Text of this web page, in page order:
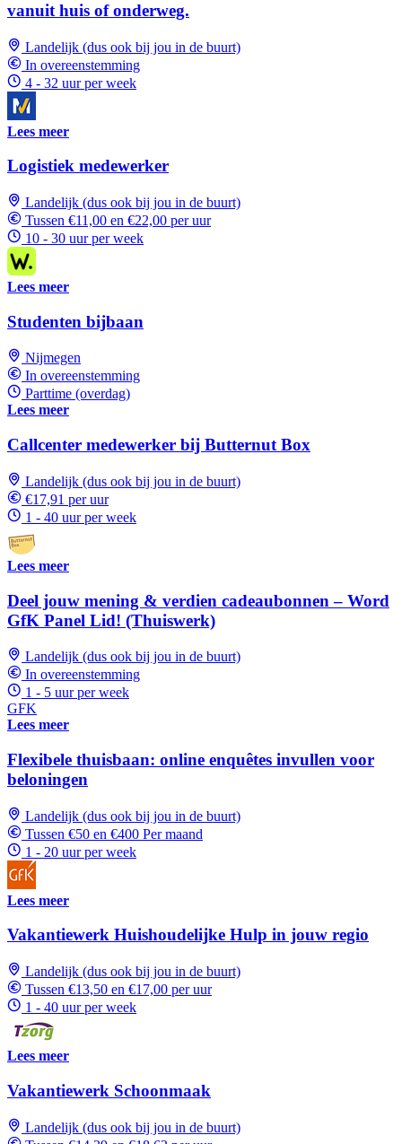
vanuit huis of onderweg.
Landelijk (dus ook bij jou in de buurt)
In overeenstemming
4 - 32 uur per week
Lees meer
Logistiek medewerker
Landelijk (dus ook bij jou in de buurt)
Tussen €11,00 en €22,00 per uur
10 - 30 uur per week
Lees meer
Studenten bijbaan
Nijmegen
In overeenstemming
Parttime (overdag)
Lees meer
Callcenter medewerker bij Butternut Box
Landelijk (dus ook bij jou in de buurt)
€17,91 per uur
1 - 40 uur per week
Lees meer
Deel jouw mening & verdien cadeaubonnen – Word
GfK Panel Lid! (Thuiswerk)
Landelijk (dus ook bij jou in de buurt)
In overeenstemming
1 - 5 uur per week
GFK
Lees meer
Flexibele thuisbaan: online enquêtes invullen voor
beloningen
Landelijk (dus ook bij jou in de buurt)
Tussen €50 en €400 Per maand
1 - 20 uur per week
Lees meer
Vakantiewerk Huishoudelijke Hulp in jouw regio
Landelijk (dus ook bij jou in de buurt)
Tussen €13,50 en €17,00 per uur
1 - 40 uur per week
Lees meer
Vakantiewerk Schoonmaak
Landelijk (dus ook bij jou in de buurt)